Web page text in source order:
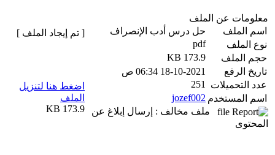
معلومات عن الملف
اسم الملف
حل درس أدب الإنصراف
نوع الملف
pdf
حجم الملف
173.9 KB
تاريخ الرفع
18-10-2021 06:34 ص
عدد التحميلات
251
اسم المستخدم jozef002
ملف مخالف : إرسال إبلاغ عن
المحتوى
[ تم إيجاد الملف ]
اضغط هنا لتنزيل
الملف
173.9 KB